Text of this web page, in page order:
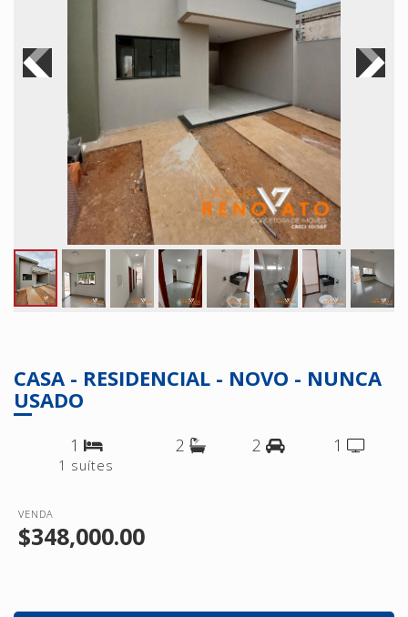
CASA - RESIDENCIAL - NOVO - NUNCA
USADO
1
1 suítes
2 2 1
VENDA
$348,000.00